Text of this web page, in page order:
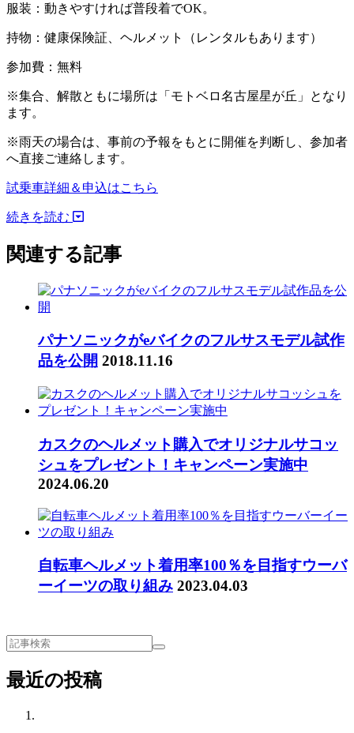
服装：動きやすければ普段着でOK。
持物：健康保険証、ヘルメット（レンタルもあります）
参加費：無料
※集合、解散ともに場所は「モトベロ名古屋星が丘」となり
ます。
※雨天の場合は、事前の予報をもとに開催を判断し、参加者
へ直接ご連絡します。
試乗車詳細＆申込はこちら
続きを読む
関連する記事
パナソニックがeバイクのフルサスモデル試作
品を公開 2018.11.16
カスクのヘルメット購入でオリジナルサコッ
シュをプレゼント！キャンペーン実施中
2024.06.20
自転車ヘルメット着用率100％を目指すウーバ
ーイーツの取り組み 2023.04.03
最近の投稿